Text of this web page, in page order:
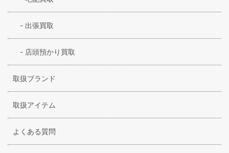
- 出張買取
- 店頭預かり買取
取扱ブランド
取扱アイテム
よくある質問